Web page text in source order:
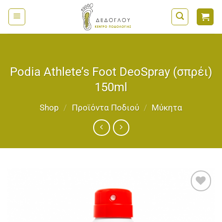
Μετάβαση
στο
περιεχόμενο
Podia Athlete’s Foot DeoSpray (σπρέι)
150ml
Shop / Προϊόντα Ποδιού / Μύκητα